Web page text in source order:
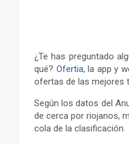
¿Te has preguntado
qué? Ofertia, la app y
ofertas de las mejores
Según los datos del
de cerca por riojanos,
cola de la clasificación.